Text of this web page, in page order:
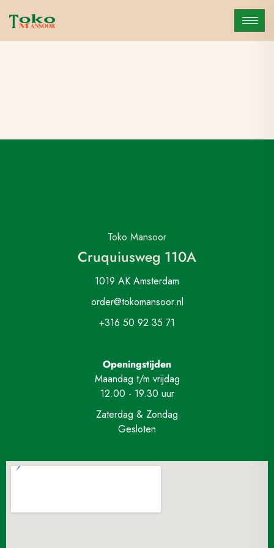
Toko Mansoor
Cruquiusweg 110A
1019 AK Amsterdam
order@tokomansoor.nl
+316 50 92 35 71
Openingstijden
Maandag t/m vrijdag
12.00 - 19.30 uur
Zaterdag & Zondag
Gesloten